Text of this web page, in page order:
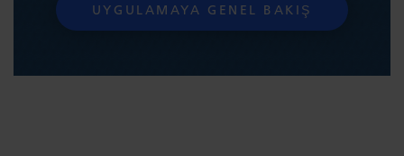
UYGULAMAYA GENEL BAKIŞ